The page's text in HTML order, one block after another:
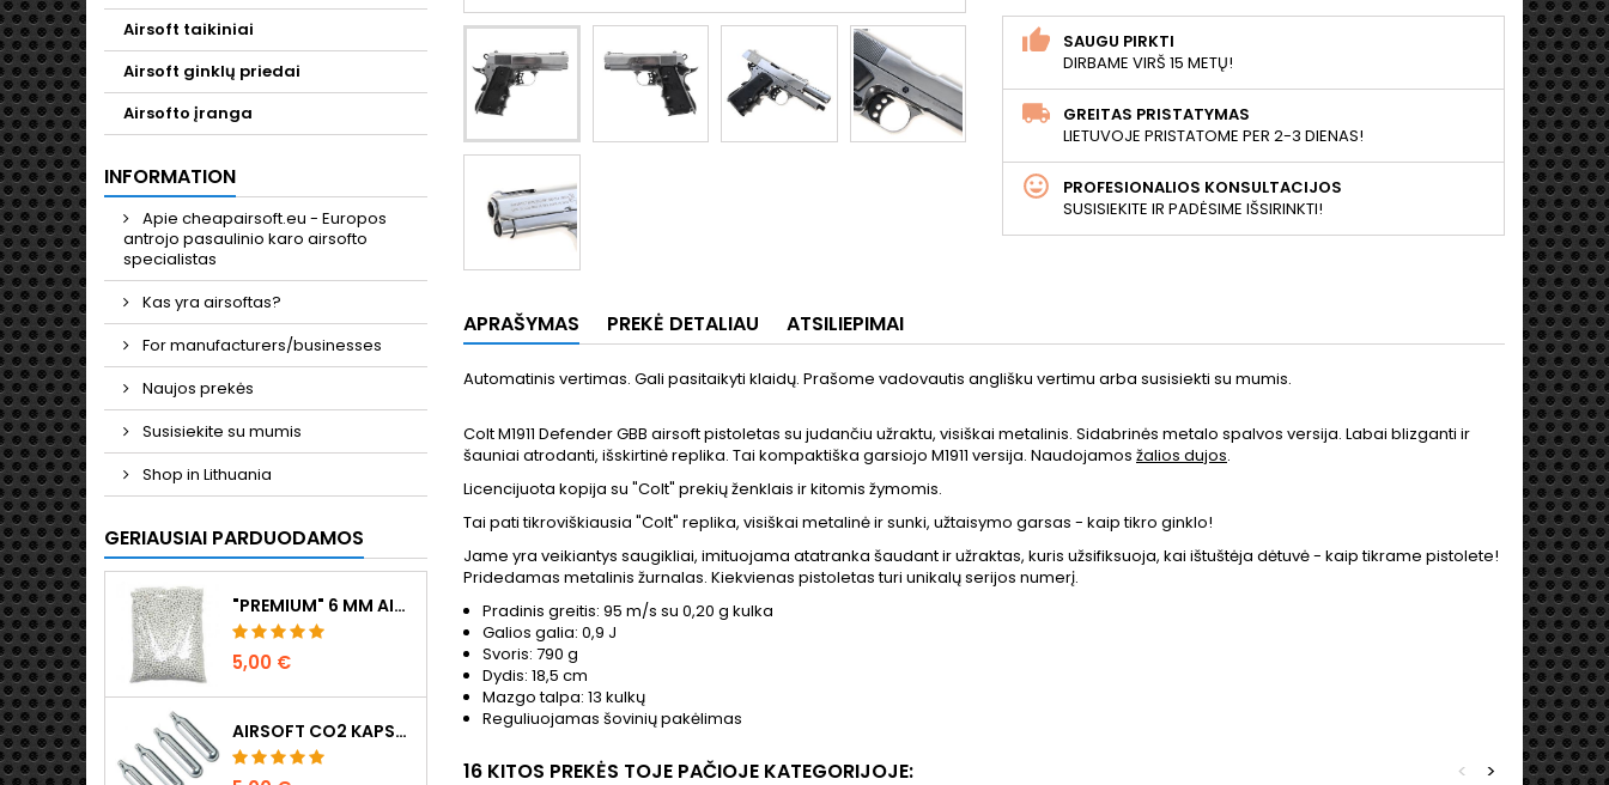
Airsoft taikiniai
Airsoft ginklų priedai
Airsofto įranga
INFORMATION
Apie cheapairsoft.eu - Europos
antrojo pasaulinio karo airsofto
specialistas
Kas yra airsoftas?
For manufacturers/businesses
Naujos prekės
Susisiekite su mumis
Shop in Lithuania
GERIAUSIAI PARDUODAMOS
"PREMIUM" 6 MM AIRSOFT ŠRATAI 0,20 G - 1000 ŠOVINIŲ, BE UŽSTRIGIMO, ŠAUDYMAS TIESIAI
5,00 €
AIRSOFT CO2 KAPSULĖS 12G, 5 VNT. - PAGAMINTA VENGRIJOJE, ES, AUKŠČIAUSIOS KOKYBĖS
SAUGU PIRKTI
DIRBAME VIRŠ 15 METŲ!
GREITAS PRISTATYMAS
LIETUVOJE PRISTATOME PER 2-3 DIENAS!
PROFESIONALIOS KONSULTACIJOS
SUSISIEKITE IR PADĖSIME IŠSIRINKTI!
APRAŠYMAS PREKĖ DETALIAU ATSILIEPIMAI
Automatinis vertimas. Gali pasitaikyti klaidų. Prašome vadovautis anglišku vertimu arba susisiekti su mumis.
Colt M1911 Defender GBB airsoft pistoletas su judančiu užraktu, visiškai metalinis. Sidabrinės metalo spalvos versija. Labai blizganti ir
šauniai atrodanti, išskirtinė replika. Tai kompaktiška garsiojo M1911 versija. Naudojamos žalios dujos.
Licencijuota kopija su "Colt" prekių ženklais ir kitomis žymomis.
Tai pati tikroviškiausia "Colt" replika, visiškai metalinė ir sunki, užtaisymo garsas - kaip tikro ginklo!
Jame yra veikiantys saugikliai, imituojama atatranka šaudant ir užraktas, kuris užsifiksuoja, kai ištuštėja dėtuvė - kaip tikrame pistolete!
Pridedamas metalinis žurnalas. Kiekvienas pistoletas turi unikalų serijos numerį.
Pradinis greitis: 95 m/s su 0,20 g kulka
Galios galia: 0,9 J
Svoris: 790 g
Dydis: 18,5 cm
Mazgo talpa: 13 kulkų
Reguliuojamas šovinių pakėlimas
16 KITOS PREKĖS TOJE PAČIOJE KATEGORIJOJE: >
<